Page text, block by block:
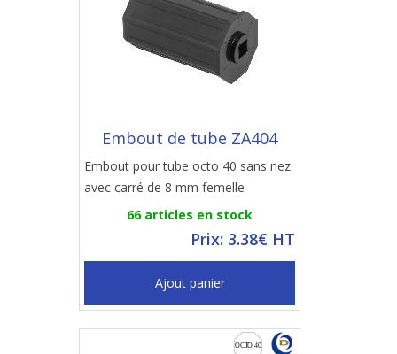
Embout de tube ZA404
Embout pour tube octo 40 sans nez
avec carré de 8 mm femelle
66 articles en stock
Prix: 3.38€ HT
Ajout panier